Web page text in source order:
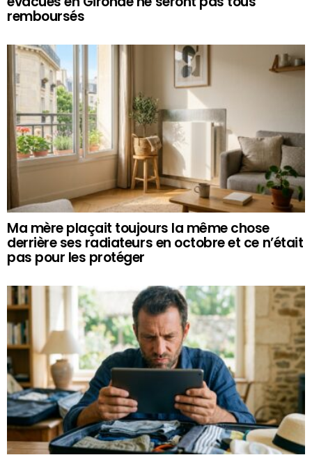
remboursés
Ma mère plaçait toujours la même chose
derrière ses radiateurs en octobre et ce n’était
pas pour les protéger